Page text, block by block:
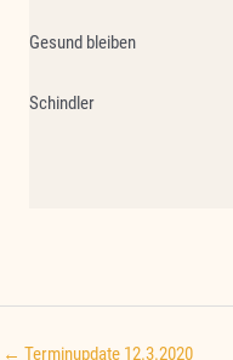
Gesund bleiben
Schindler
← Terminupdate 12.3.2020